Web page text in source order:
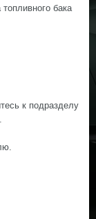
бака
к подразделу